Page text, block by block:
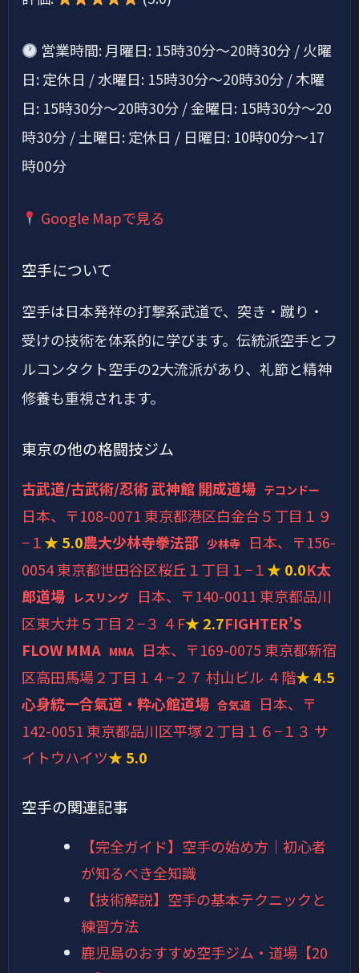
営業時間: 月曜日: 15時30分～20時30分 / 火曜
日: 定休日 / 水曜日: 15時30分～20時30分 / 木曜
日: 15時30分～20時30分 / 金曜日: 15時30分～20
時30分 / 土曜日: 定休日 / 日曜日: 10時00分～17
時00分
Google Mapで見る
空手について
空手は日本発祥の打撃系武道で、突き・蹴り・
受けの技術を体系的に学びます。伝統派空手とフ
ルコンタクト空手の2大流派があり、礼節と精神
修養も重視されます。
東京の他の格闘技ジム
古武道/古武術/忍術 武神館 開成道場 テコンドー
日本、〒108-0071 東京都港区白金台５丁目１９
−１★ 5.0農大少林寺拳法部 少林寺
日本、〒156-
0054 東京都世田谷区桜丘１丁目１−１★ 0.0K太
郎道場
レスリング
日本、〒140-0011 東京都品川
区東大井５丁目２−３ ４F★ 2.7FIGHTER’S
FLOW MMA MMA
日本、〒169-0075 東京都新宿
区高田馬場２丁目１４−２７ 村山ビル ４階★ 4.5
心身統一合氣道・粋心館道場 合気道
日本、〒
142-0051 東京都品川区平塚２丁目１６−１３ サ
イトウハイツ★ 5.0
空手の関連記事
【完全ガイド】空手の始め方｜初心者
が知るべき全知識
【技術解説】空手の基本テクニックと
練習方法
鹿児島のおすすめ空手ジム・道場【20